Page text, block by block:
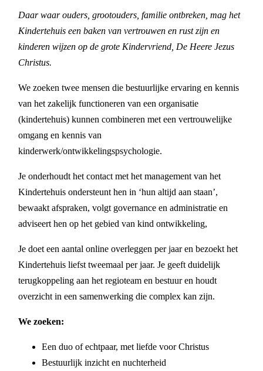
Daar waar ouders, grootouders, familie ontbreken, mag het
Kindertehuis een baken van vertrouwen en rust zijn en
kinderen wijzen op de grote Kindervriend, De Heere Jezus
Christus.
We zoeken twee mensen die bestuurlijke ervaring en kennis
van het zakelijk functioneren van een organisatie
(kindertehuis) kunnen combineren met een vertrouwelijke
omgang en kennis van
kinderwerk/ontwikkelingspsychologie.
Je onderhoudt het contact met het management van het
Kindertehuis ondersteunt hen in ‘hun altijd aan staan’,
bewaakt afspraken, volgt governance en administratie en
adviseert hen op het gebied van kind ontwikkeling,
Je doet een aantal online overleggen per jaar en bezoekt het
Kindertehuis liefst tweemaal per jaar. Je geeft duidelijk
terugkoppeling aan het regioteam en bestuur en houdt
overzicht in een samenwerking die complex kan zijn.
We zoeken:
Een duo of echtpaar, met liefde voor Christus
Bestuurlijk inzicht en nuchterheid